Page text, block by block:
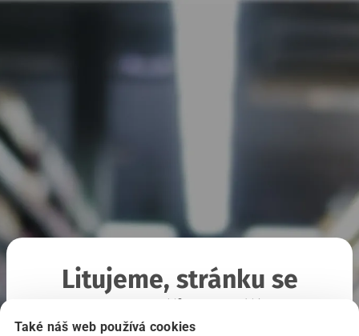
Také náš web používá cookies
Litujeme, stránku se